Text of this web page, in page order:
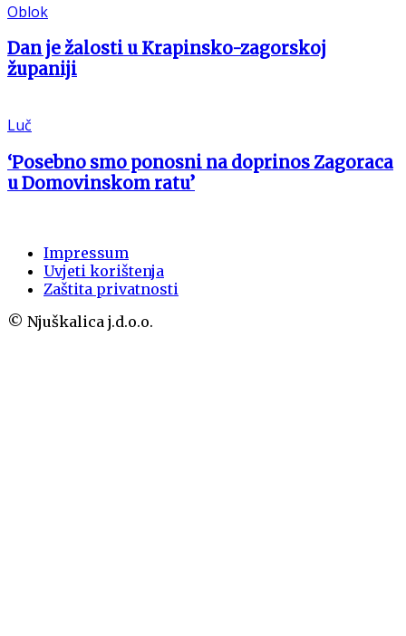
Oblok
Dan je žalosti u Krapinsko-zagorskoj
županiji
Luč
‘Posebno smo ponosni na doprinos Zagoraca
u Domovinskom ratu’
Impressum
Uvjeti korištenja
Zaštita privatnosti
© Njuškalica j.d.o.o.